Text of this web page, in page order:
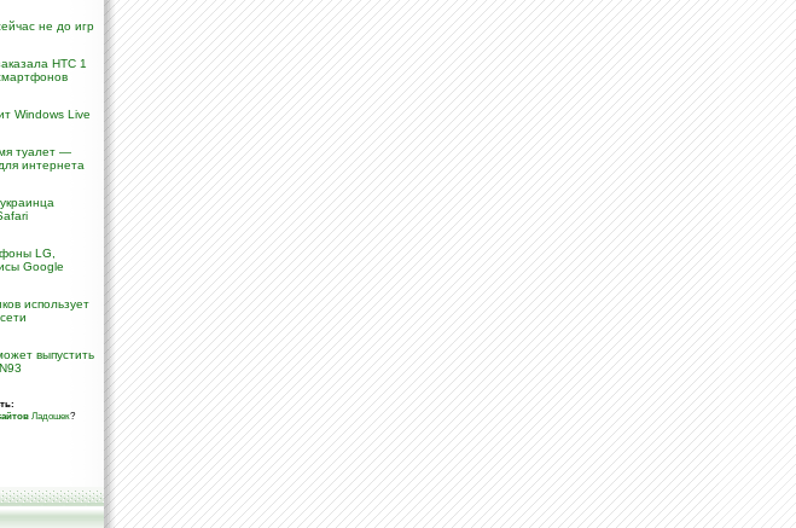
не до игр
HTC 1
Windows Live
туалет —
интернета
LG,
Google
использует
выпустить
Ладошек?